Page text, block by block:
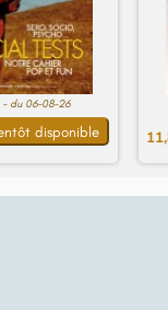
- du 06-08-26
disponible